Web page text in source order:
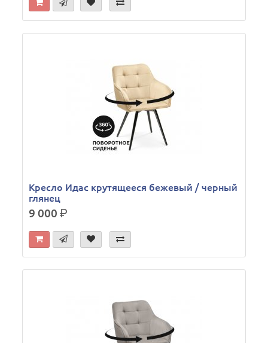
Кресло Идас крутящееся бежевый / черный
глянец
9 000р.